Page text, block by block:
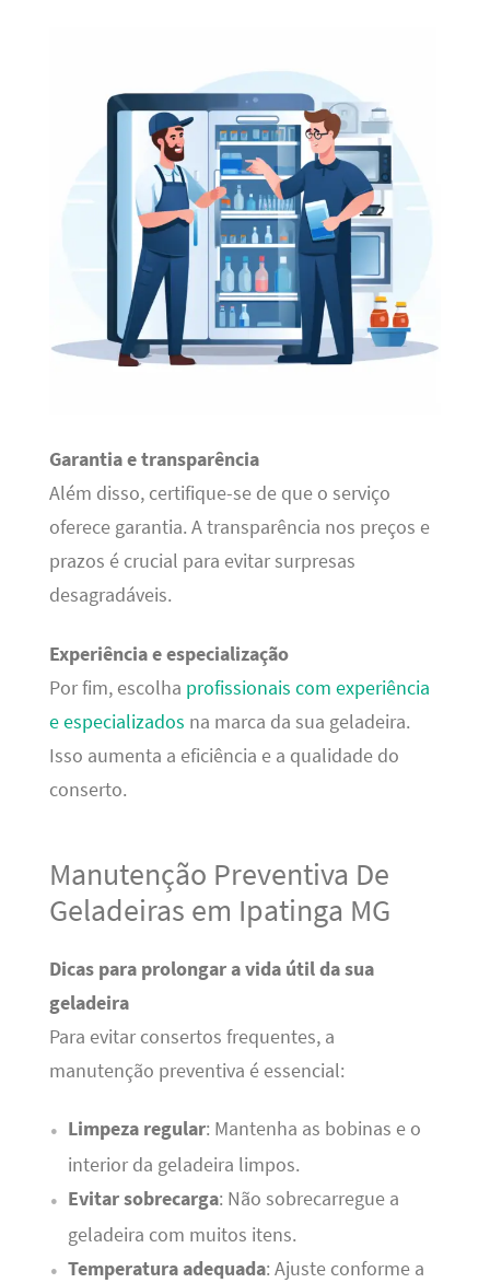
Garantia e transparência
Além disso, certifique-se de que o serviço
oferece garantia. A transparência nos preços e
prazos é crucial para evitar surpresas
desagradáveis.
Experiência e especialização
Por fim, escolha profissionais com experiência
e especializados na marca da sua geladeira.
Isso aumenta a eficiência e a qualidade do
conserto.
Manutenção Preventiva De
Geladeiras em Ipatinga MG
Dicas para prolongar a vida útil da sua
geladeira
Para evitar consertos frequentes, a
manutenção preventiva é essencial:
Limpeza regular: Mantenha as bobinas e o
interior da geladeira limpos.
Evitar sobrecarga: Não sobrecarregue a
geladeira com muitos itens.
Temperatura adequada: Ajuste conforme a